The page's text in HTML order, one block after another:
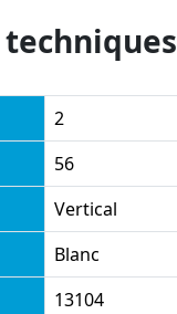
2
56
Vertical
Blanc
13104